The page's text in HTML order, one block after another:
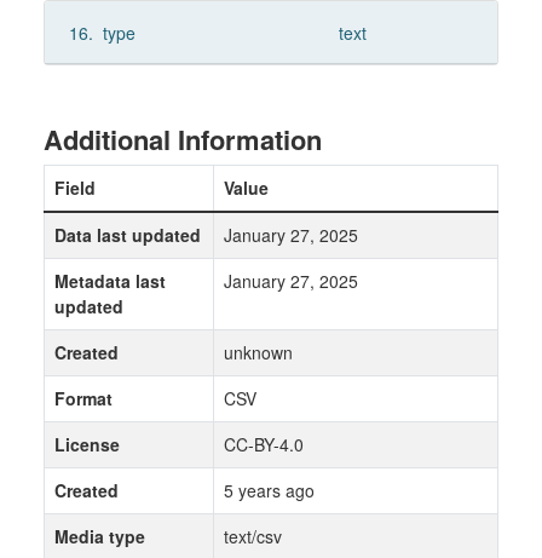
16. type text
Additional Information
Field
Value
Data last updated
January 27, 2025
Metadata last
updated
January 27, 2025
Created
unknown
Format
CSV
License
CC-BY-4.0
Created
5 years ago
Media type
text/csv